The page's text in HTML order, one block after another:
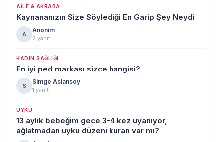
AILE & AKRABA
Kaynananızın Size Söylediği En Garip Şey Neydi
A
Anonim
2 yanıt
KADIN SAĞLIĞI
En iyi ped markası sizce hangisi?
S
Simge Aslansoy
1 yanıt
UYKU
13 aylık bebeğim gece 3-4 kez uyanıyor,
ağlatmadan uyku düzeni kuran var mı?